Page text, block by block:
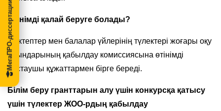
Өтінімді қалай беруге болады?
Мектептер мен балалар үйлерінің түлектері жоғары оқу
орындарының қабылдау комиссиясына өтінімді
растаушы құжаттармен бірге береді.
Білім беру гранттарын алу үшін конкурсқа қатысу
үшін түлектер ЖОО-рдың қабылдау
МегаПРО-диссертации